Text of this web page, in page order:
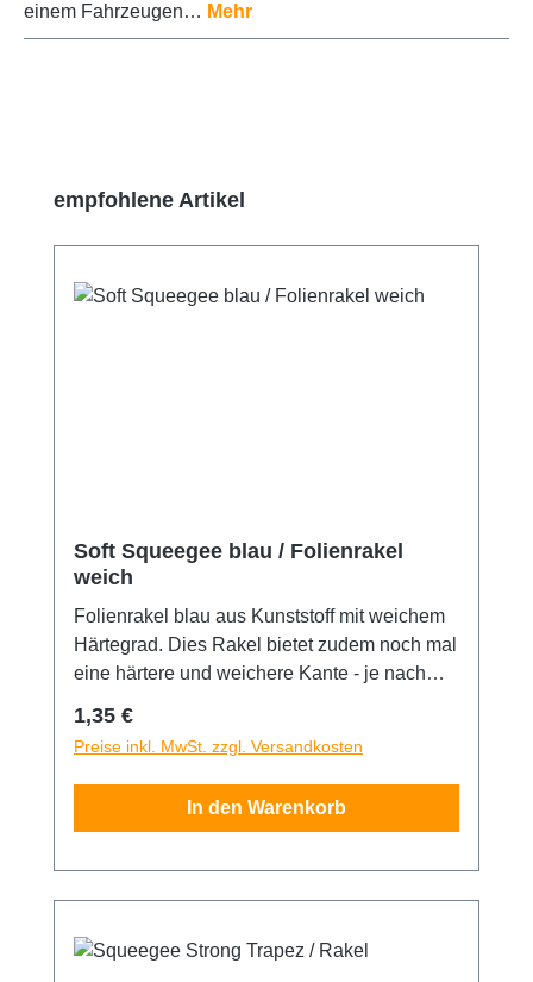
einem Fahrzeugen… Mehr
Produktgalerie überspringen
empfohlene Artikel
Soft Squeegee blau / Folienrakel
weich
Folienrakel blau aus Kunststoff mit weichem
Härtegrad. Dies Rakel bietet zudem noch mal
eine härtere und weichere Kante - je nach
Spitzenqualität aus Deutschland. Maße:
100x70mm
Regulärer Preis:
1,35 €
Preise inkl. MwSt. zzgl. Versandkosten
In den Warenkorb